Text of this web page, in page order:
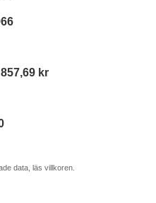
kr
data, läs villkoren.